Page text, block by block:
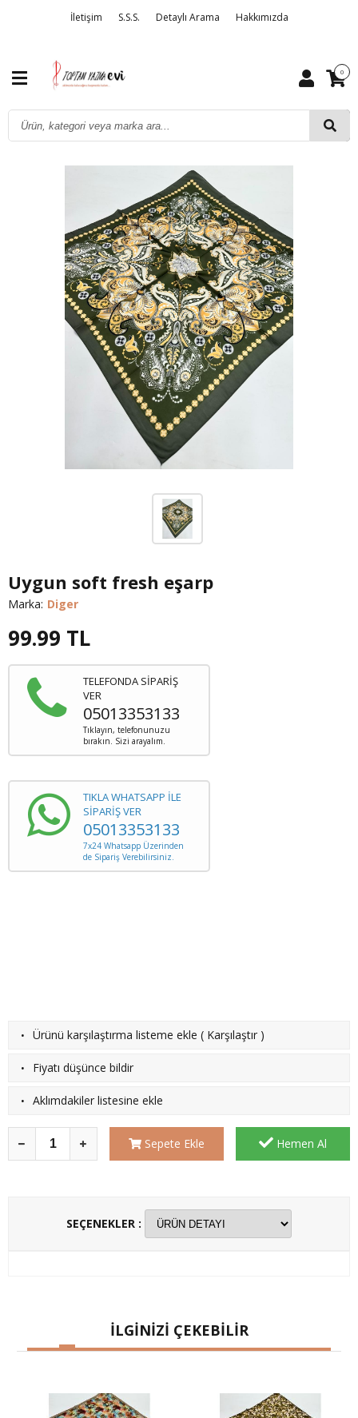
İletişim S.S.S. Detaylı Arama Hakkımızda
0
Uygun soft fresh eşarp
Marka: Diger
99.99 TL
TELEFONDA SİPARİŞ
VER
05013353133
Tıklayın, telefonunuzu
bırakın. Sizi arayalım.
TIKLA WHATSAPP İLE
SİPARİŞ VER
05013353133
7x24 Whatsapp Üzerinden
de Sipariş Verebilirsiniz.
· Ürünü karşılaştırma listeme ekle ( Karşılaştır )
· Fiyatı düşünce bildir
· Aklımdakiler listesine ekle
Sepete Ekle Hemen Al
SEÇENEKLER :
İLGİNİZİ ÇEKEBİLİR